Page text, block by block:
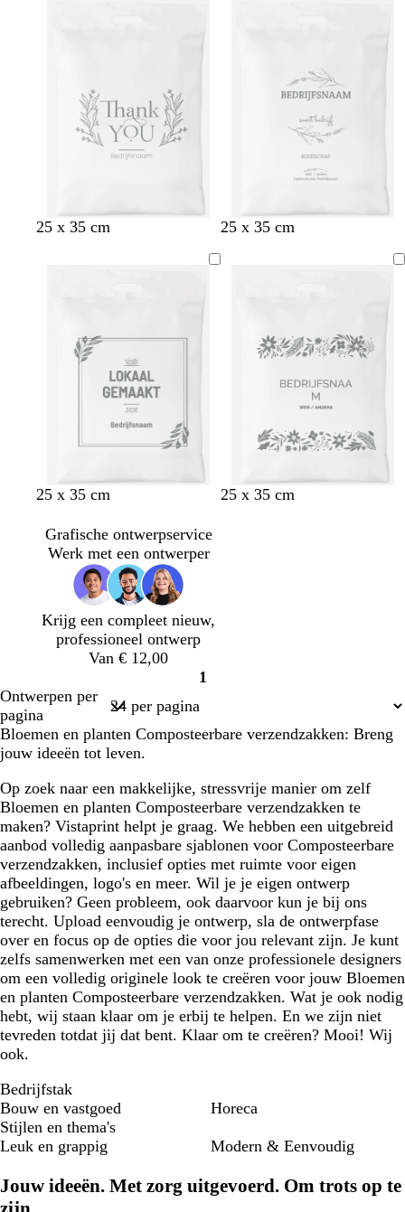
25 x 35 cm 25 x 35 cm
25 x 35 cm 25 x 35 cm
Grafische ontwerpservice
Werk met een ontwerper
Krijg een compleet nieuw,
professioneel ontwerp
Van € 12,00
Pagina
1
Ontwerpen per
pagina
Bloemen en planten Composteerbare verzendzakken: Breng
jouw ideeën tot leven.
Op zoek naar een makkelijke, stressvrije manier om zelf
Bloemen en planten Composteerbare verzendzakken te
maken? Vistaprint helpt je graag. We hebben een uitgebreid
aanbod volledig aanpasbare sjablonen voor Composteerbare
verzendzakken, inclusief opties met ruimte voor eigen
afbeeldingen, logo's en meer. Wil je je eigen ontwerp
gebruiken? Geen probleem, ook daarvoor kun je bij ons
terecht. Upload eenvoudig je ontwerp, sla de ontwerpfase
over en focus op de opties die voor jou relevant zijn. Je kunt
zelfs samenwerken met een van onze professionele designers
om een volledig originele look te creëren voor jouw Bloemen
en planten Composteerbare verzendzakken. Wat je ook nodig
hebt, wij staan klaar om je erbij te helpen. En we zijn niet
tevreden totdat jij dat bent. Klaar om te creëren? Mooi! Wij
ook.
Bedrijfstak
Bouw en vastgoed
Horeca
Stijlen en thema's
Leuk en grappig
Modern & Eenvoudig
Jouw ideeën. Met zorg uitgevoerd. Om trots op te